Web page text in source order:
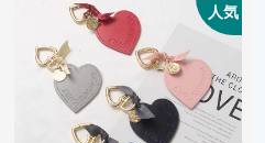
人気